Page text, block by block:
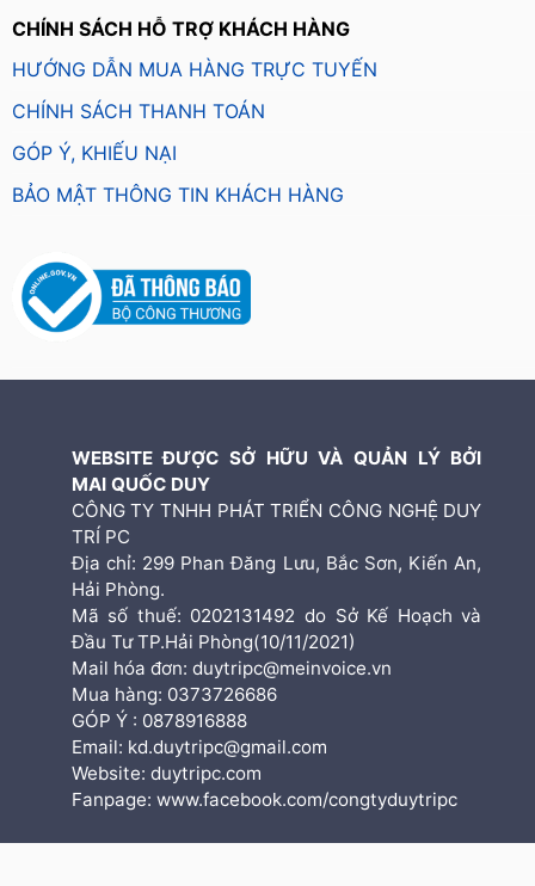
CHÍNH SÁCH HỖ TRỢ KHÁCH HÀNG
HƯỚNG DẪN MUA HÀNG TRỰC TUYẾN
CHÍNH SÁCH THANH TOÁN
GÓP Ý, KHIẾU NẠI
BẢO MẬT THÔNG TIN KHÁCH HÀNG
WEBSITE ĐƯỢC SỞ HỮU VÀ QUẢN LÝ BỞI
MAI QUỐC DUY
CÔNG TY TNHH PHÁT TRIỂN CÔNG NGHỆ DUY
TRÍ PC
Địa chỉ: 299 Phan Đăng Lưu, Bắc Sơn, Kiến An,
Hải Phòng.
Mã số thuế: 0202131492 do Sở Kế Hoạch và
Đầu Tư TP.Hải Phòng(10/11/2021)
Mail hóa đơn: duytripc@meinvoice.vn
Mua hàng: 0373726686
GÓP Ý : 0878916888
Email: kd.duytripc@gmail.com
Website: duytripc.com
Fanpage: www.facebook.com/congtyduytripc